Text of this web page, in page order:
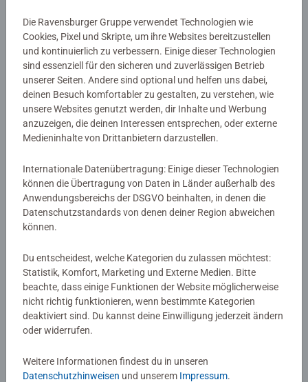
Motivlinien sind bereits vorgedruckt und nummeriert und
müssen mit den fertig gemischten Acrylfarben ausgemalt
werden. Das ist Malspaß mit Erfolgsgarantie für eine
einzigartige Wanddekoration. Malen war noch nie so
einfach!
Mit CreArt - Malen nach Zahlen von Ravensburger den
Weg zur inneren Ruhe und Entspannung finden. Einfach
zum Malen benötigt wird und es ist kein Mischen der
Farben notwendig. Das fertig gemalte Bild eignet sich als
trendige Dekoration in jedem Zuhause. Das Ravensburger
CreArt - Malen nach Zahlen Programm bietet eine große
Motivauswahl für Kinder und Erwachsene.
Details
Artikelnummer:
12023150
EAN:
4005555231509
Warnhinweise und Herstellerinformation
Ähnliche Produkte
Noch keine Bewertungen
0/0
Verfasse eine Bewertung
Richtlinien für Bewertungen
Die Ravensburger Gruppe verwendet Technologien wie
Cookies, Pixel und Skripte, um ihre Websites bereitzustellen
und kontinuierlich zu verbessern. Einige dieser Technologien
sind essenziell für den sicheren und zuverlässigen Betrieb
unserer Seiten. Andere sind optional und helfen uns dabei,
deinen Besuch komfortabler zu gestalten, zu verstehen, wie
unsere Websites genutzt werden, dir Inhalte und Werbung
anzuzeigen, die deinen Interessen entsprechen, oder externe
Medieninhalte von Drittanbietern darzustellen.
Internationale Datenübertragung: Einige dieser Technologien
können die Übertragung von Daten in Länder außerhalb des
Anwendungsbereichs der DSGVO beinhalten, in denen die
Datenschutzstandards von denen deiner Region abweichen
können.
Du entscheidest, welche Kategorien du zulassen möchtest:
Statistik, Komfort, Marketing und Externe Medien. Bitte
beachte, dass einige Funktionen der Website möglicherweise
nicht richtig funktionieren, wenn bestimmte Kategorien
deaktiviert sind. Du kannst deine Einwilligung jederzeit ändern
oder widerrufen.
Weitere Informationen findest du in unseren
Datenschutzhinweisen und unserem Impressum.